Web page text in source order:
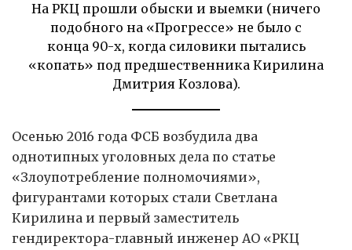
На РКЦ прошли обыски и выемки (ничего
подобного на «Прогрессе» не было с
конца 90-х, когда силовики пытались
«копать» под предшественника Кирилина
Дмитрия Козлова).
Осенью 2016 года ФСБ возбудила два
однотипных уголовных дела по статье
«Злоупотребление полномочиями»,
фигурантами которых стали Светлана
Кирилина и первый заместитель
гендиректора-главный инженер АО «РКЦ